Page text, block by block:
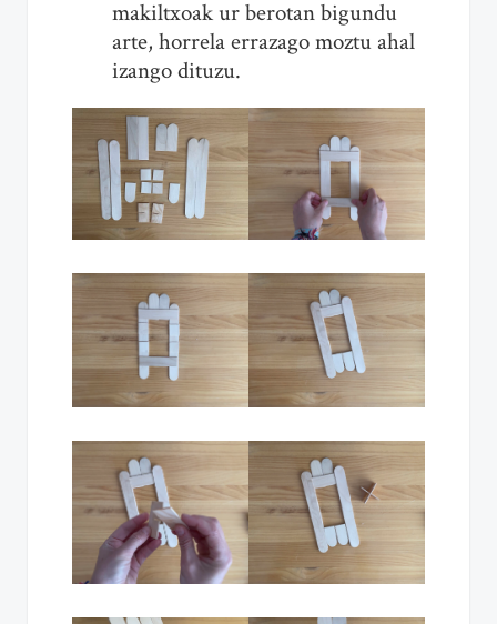
makiltxoak ur berotan bigundu
arte, horrela errazago moztu ahal
izango dituzu.